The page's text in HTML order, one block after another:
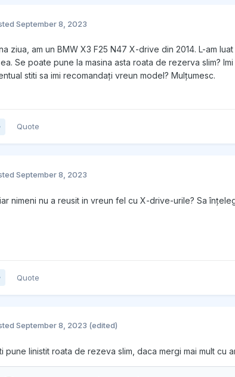
September 8, 2023
ziua, am un BMW X3 F25 N47 X-drive din 2014. L-am
Se poate pune la masina asta roata de rezerva slim?
stiti sa imi recomandați vreun model? Mulțumesc.
Quote
September 8, 2023
nimeni nu a reusit in vreun fel cu X-drive-urile? Sa
Quote
September 8, 2023 (edited)
pune linistit roata de rezeva slim, daca mergi mai mult